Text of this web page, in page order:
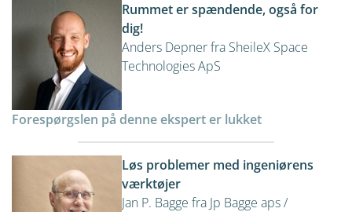
Rummet er spændende, også for
dig!
Anders Depner fra SheileX Space
Technologies ApS
Forespørgslen på denne ekspert er lukket
Løs problemer med ingeniørens
værktøjer
Jan P. Bagge fra Jp Bagge aps /